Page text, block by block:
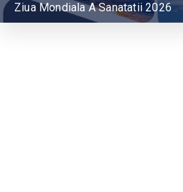
Ziua Mondiala A Sanatatii 2026